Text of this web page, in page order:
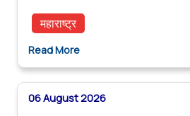
महाराष्ट्र
Read More
06 August 2026